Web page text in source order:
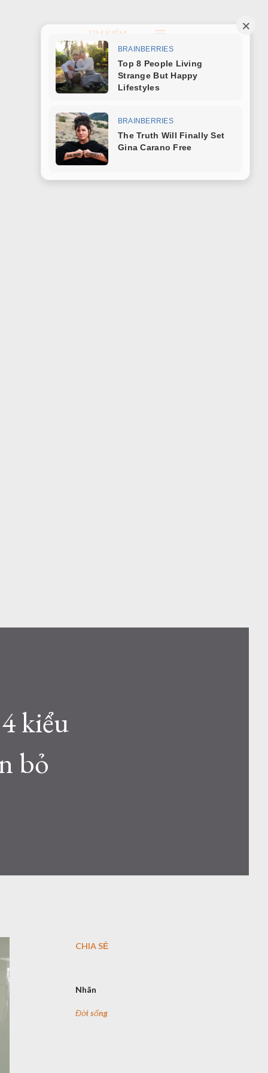
TÌM KIẾM
kiểu
bỏ
CHIA SẺ
Nhãn
Đời sống